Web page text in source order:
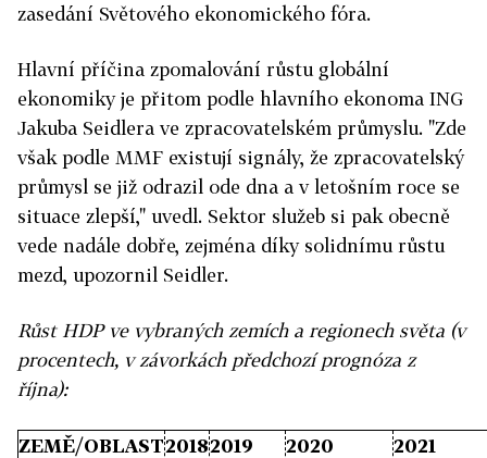
zasedání Světového ekonomického fóra.
Hlavní příčina zpomalování růstu globální
ekonomiky je přitom podle hlavního ekonoma ING
Jakuba Seidlera ve zpracovatelském průmyslu. "Zde
však podle MMF existují signály, že zpracovatelský
průmysl se již odrazil ode dna a v letošním roce se
situace zlepší," uvedl. Sektor služeb si pak obecně
vede nadále dobře, zejména díky solidnímu růstu
mezd, upozornil Seidler.
Růst HDP ve vybraných zemích a regionech světa (v
procentech, v závorkách předchozí prognóza z
října):
ZEMĚ/OBLAST20182019
2020
2021